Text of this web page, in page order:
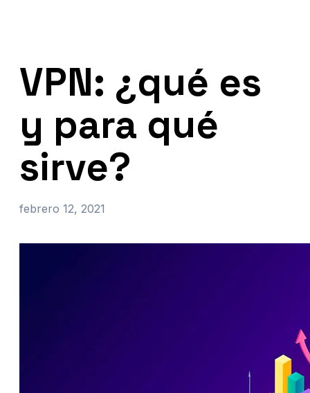
VPN: ¿qué es
y para qué
sirve?
febrero 12, 2021